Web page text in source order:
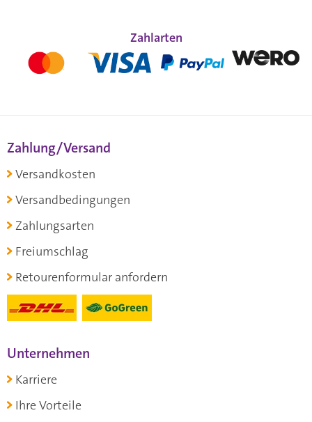
Zahlarten
Zahlung/Versand
Versandkosten
Versandbedingungen
Zahlungsarten
Freiumschlag
Retourenformular anfordern
Unternehmen
Karriere
Ihre Vorteile